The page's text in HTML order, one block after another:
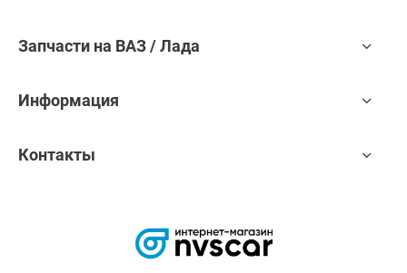
Запчасти на ВАЗ / Лада
Информация
Контакты